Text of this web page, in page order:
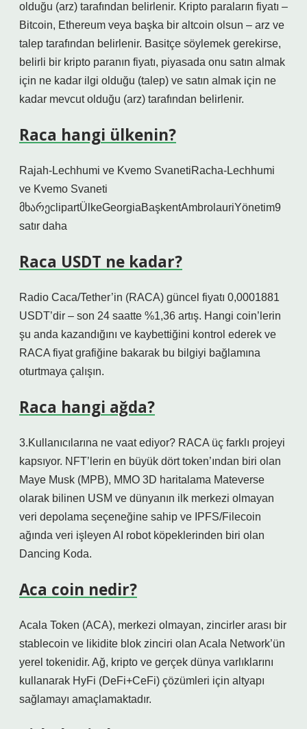
olduğu (arz) tarafından belirlenir. Kripto paraların fiyatı –
Bitcoin, Ethereum veya başka bir altcoin olsun – arz ve
talep tarafından belirlenir. Basitçe söylemek gerekirse,
belirli bir kripto paranın fiyatı, piyasada onu satın almak
için ne kadar ilgi olduğu (talep) ve satın almak için ne
kadar mevcut olduğu (arz) tarafından belirlenir.
Raca hangi ülkenin?
Rajah-Lechhumi ve Kvemo SvanetiRacha-Lechhumi
ve Kvemo Svaneti
მხარეclipartÜlkeGeorgiaBaşkentAmbrolauriYönetim9
satır daha
Raca USDT ne kadar?
Radio Caca/Tether’in (RACA) güncel fiyatı 0,0001881
USDT’dir – son 24 saatte %1,36 artış. Hangi coin’lerin
şu anda kazandığını ve kaybettiğini kontrol ederek ve
RACA fiyat grafiğine bakarak bu bilgiyi bağlamına
oturtmaya çalışın.
Raca hangi ağda?
3.Kullanıcılarına ne vaat ediyor? RACA üç farklı projeyi
kapsıyor. NFT’lerin en büyük dört token’ından biri olan
Maye Musk (MPB), MMO 3D haritalama Mateverse
olarak bilinen USM ve dünyanın ilk merkezi olmayan
veri depolama seçeneğine sahip ve IPFS/Filecoin
ağında veri işleyen AI robot köpeklerinden biri olan
Dancing Koda.
Aca coin nedir?
Acala Token (ACA), merkezi olmayan, zincirler arası bir
stablecoin ve likidite blok zinciri olan Acala Network’ün
yerel tokenidir. Ağ, kripto ve gerçek dünya varlıklarını
kullanarak HyFi (DeFi+CeFi) çözümleri için altyapı
sağlamayı amaçlamaktadır.